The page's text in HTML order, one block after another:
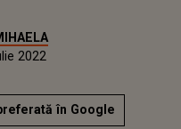
2022
în Google